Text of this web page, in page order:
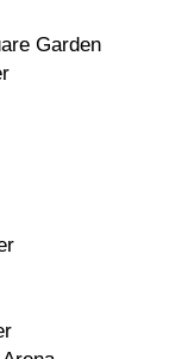
Garden